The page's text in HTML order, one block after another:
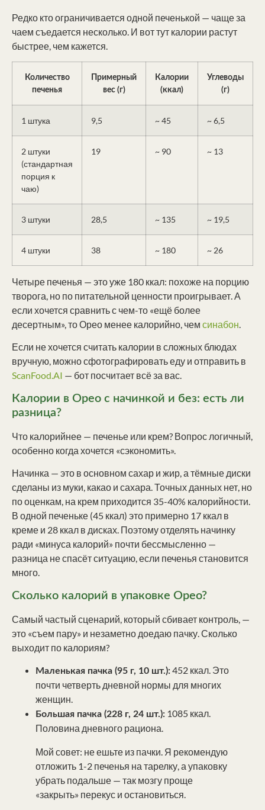
Редко кто ограничивается одной печенькой — чаще за
чаем съедается несколько. И вот тут калории растут
быстрее, чем кажется.
Количество
печенья
Примерный
вес (г)
Калории
(ккал)
Углеводы
(г)
1 штука 9,5 ~ 45 ~ 6,5
2 штуки
(стандартная
порция к
чаю)
19 ~ 90 ~ 13
3 штуки 28,5 ~ 135 ~ 19,5
4 штуки 38 ~ 180 ~ 26
Четыре печенья — это уже 180 ккал: похоже на порцию
творога, но по питательной ценности проигрывает. А
если хочется сравнить с чем-то «ещё более
десертным», то Орео менее калорийно, чем синабон.
Если не хочется считать калории в сложных блюдах
вручную, можно сфотографировать еду и отправить в
ScanFood.AI — бот посчитает всё за вас.
Калории в Орео с начинкой и без: есть ли
разница?
Что калорийнее — печенье или крем? Вопрос логичный,
особенно когда хочется «сэкономить».
Начинка — это в основном сахар и жир, а тёмные диски
сделаны из муки, какао и сахара. Точных данных нет, но
по оценкам, на крем приходится 35-40% калорийности.
В одной печеньке (45 ккал) это примерно 17 ккал в
креме и 28 ккал в дисках. Поэтому отделять начинку
ради «минуса калорий» почти бессмысленно —
разница не спасёт ситуацию, если печенья становится
много.
Сколько калорий в упаковке Орео?
Самый частый сценарий, который сбивает контроль, —
это «съем пару» и незаметно доедаю пачку. Сколько
выходит по калориям?
Маленькая пачка (95 г, 10 шт.):452 ккал. Это
почти четверть дневной нормы для многих
женщин.
Большая пачка (228 г, 24 шт.): 1085 ккал.
Половина дневного рациона.
Мой совет: не ешьте из пачки. Я рекомендую
отложить 1-2 печенья на тарелку, а упаковку
убрать подальше — так мозгу проще
«закрыть» перекус и остановиться.